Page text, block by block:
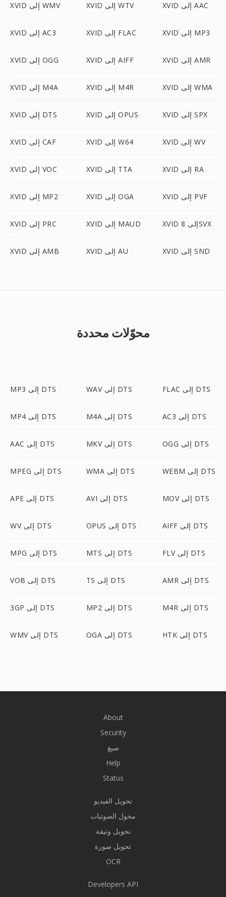
XVID إلى WMV XVID إلى WTV XVID إلى AAC
XVID إلى AC3 XVID إلى FLAC XVID إلى MP3
XVID إلى OGG XVID إلى AIFF XVID إلى AMR
XVID إلى M4A XVID إلى M4R XVID إلى WMA
XVID إلى DTS XVID إلى OPUS XVID إلى SPX
XVID إلى CAF XVID إلى W64 XVID إلى WV
XVID إلى VOC XVID إلى TTA XVID إلى RA
XVID إلى MP2 XVID إلى OGA XVID إلى PVF
XVID إلى PRC XVID إلى MAUD XVID إلى 8SVX
XVID إلى AMB XVID إلى AU XVID إلى SND
محوّلات محددة
MP3 إلى DTS WAV إلى DTS FLAC إلى DTS
MP4 إلى DTS M4A إلى DTS AC3 إلى DTS
AAC إلى DTS MKV إلى DTS OGG إلى DTS
MPEG إلى DTS WMA إلى DTS WEBM إلى DTS
APE إلى DTS AVI إلى DTS MOV إلى DTS
WV إلى DTS OPUS إلى DTS AIFF إلى DTS
MPG إلى DTS MTS إلى DTS FLV إلى DTS
VOB إلى DTS TS إلى DTS AMR إلى DTS
3GP إلى DTS MP2 إلى DTS M4R إلى DTS
WMV إلى DTS OGA إلى DTS HTK إلى DTS
About
Security
صيغ
Help
Status
تحويل الفيديو
محول الصوتيات
تحويل وثيقة
تحويل صورة
OCR
Developers API